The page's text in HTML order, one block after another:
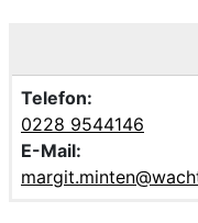
Telefon:
0228 9544146
E-Mail: